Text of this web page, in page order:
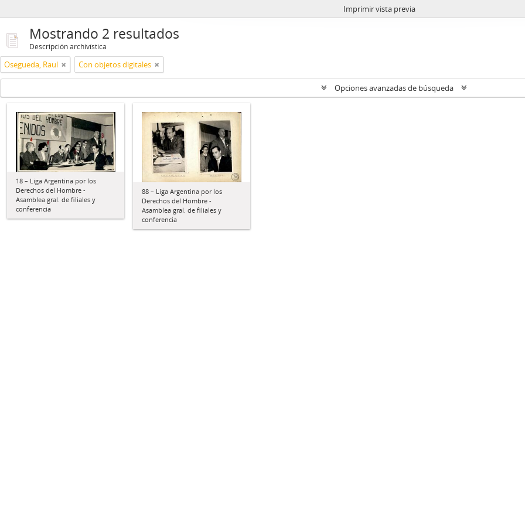
Imprimir vista previa
Mostrando 2 resultados
Descripción archivística
Osegueda, Raul Con objetos digitales
Opciones avanzadas de búsqueda
18 – Liga Argentina por los
Derechos del Hombre -
Asamblea gral. de filiales y
conferencia
88 – Liga Argentina por los
Derechos del Hombre -
Asamblea gral. de filiales y
conferencia